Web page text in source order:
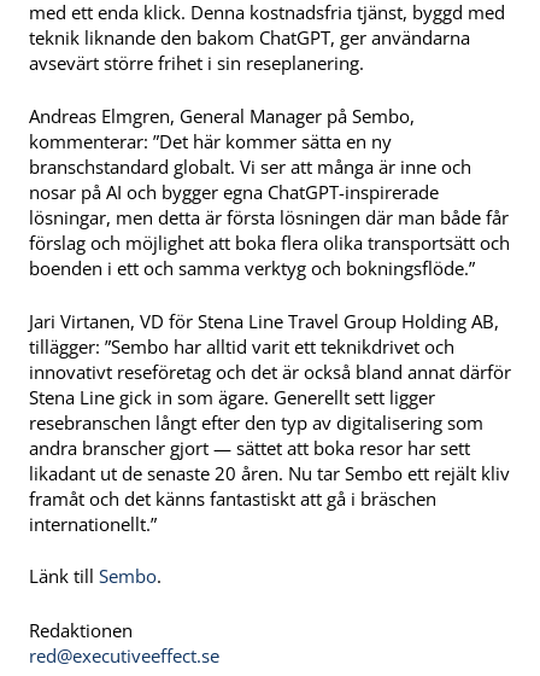
med ett enda klick. Denna kostnadsfria tjänst, byggd med
teknik liknande den bakom ChatGPT, ger användarna
avsevärt större frihet i sin reseplanering.
Andreas Elmgren, General Manager på Sembo,
kommenterar: ”Det här kommer sätta en ny
branschstandard globalt. Vi ser att många är inne och
nosar på AI och bygger egna ChatGPT-inspirerade
lösningar, men detta är första lösningen där man både får
förslag och möjlighet att boka flera olika transportsätt och
boenden i ett och samma verktyg och bokningsflöde.”
Jari Virtanen, VD för Stena Line Travel Group Holding AB,
tillägger: ”Sembo har alltid varit ett teknikdrivet och
innovativt reseföretag och det är också bland annat därför
Stena Line gick in som ägare. Generellt sett ligger
resebranschen långt efter den typ av digitalisering som
andra branscher gjort — sättet att boka resor har sett
likadant ut de senaste 20 åren. Nu tar Sembo ett rejält kliv
framåt och det känns fantastiskt att gå i bräschen
internationellt.”
Länk till Sembo.
Redaktionen
red@executiveeffect.se